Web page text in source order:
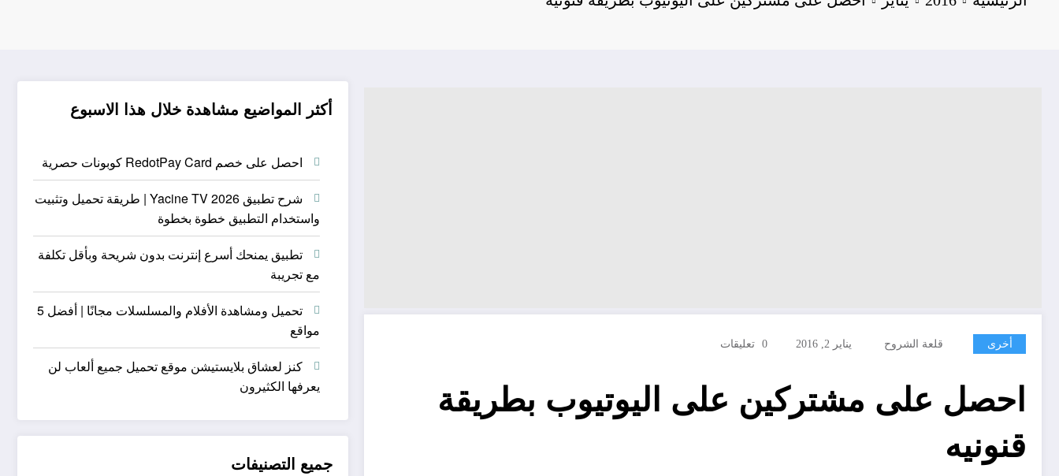
أخرى قلعة الشروح يناير 2, 2016 0 تعليقات
احصل على مشتركين على اليوتيوب بطريقة
قنونيه
أكثر المواضيع مشاهدة خلال هذا الاسبوع
احصل على خصم RedotPay Card كوبونات حصرية
شرح تطبيق Yacine TV 2026 | طريقة تحميل وتثبيت
واستخدام التطبيق خطوة بخطوة
تطبيق يمنحك أسرع إنترنت بدون شريحة وبأقل تكلفة
مع تجريبة
تحميل ومشاهدة الأفلام والمسلسلات مجانًا | أفضل 5
مواقع
كنز لعشاق بلايستيشن موقع تحميل جميع ألعاب لن
يعرفها الكثيرون
جميع التصنيفات